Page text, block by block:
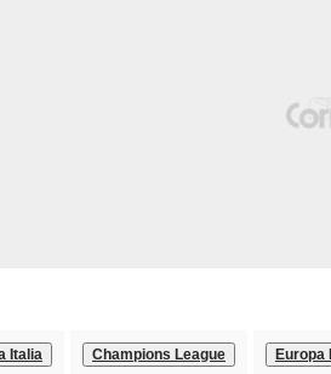
Italia Champions League Europa